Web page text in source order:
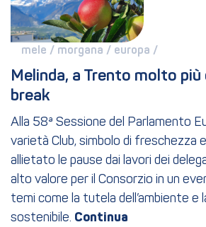
mele / morgana / europa /
Melinda, a Trento molto
break
Alla 58ª Sessione del Parlamento
varietà Club, simbolo di freschezza
allietato le pause dai lavori dei
alto valore per il Consorzio in un
temi come la tutela dell’ambiente e
sostenibile.